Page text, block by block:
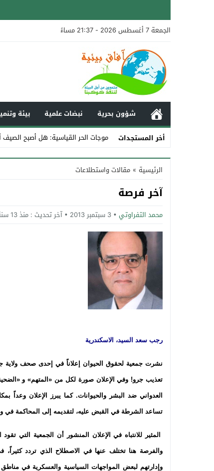
الجمعة 7 أغسطس 2026 - 21:37 مساءً
شؤون بحرية نبضات علمية بيئة
أخر المستجدات
موجات الحر القياسية: هل أصبح الصيف
Stop
Previous
الرئيسية » مقالات واستطلاعات
آخر فرصة
محمد التفراوتي 3 سبتمبر 2013 آخر تحديث : منذ 13 سنة
رجب سعد السيد، الاسكندرية
نشرت جمعية لحقوق الحيوان إعلاناً في إحدى صحف
تعذيب جرو! وفي الإعلان صورة لكل من «المتهم» و
العدواني ضد البشر والحيوانات. كما يبرز الإعلان
تساعد الشرطة في القبض عليه، لتقديمه إلى المحاكمة في
المثير للانتباه في الإعلان المنشور أن الجمعية التي
والفرصة هنا تختلف عنها في الاصطلاح الذي تردد
وإدارتهم لبعض المواجهات السياسية والعسكرية في